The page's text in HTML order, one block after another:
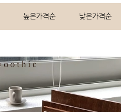
높은가격순 낮은가격순